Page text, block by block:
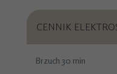
CENNIK
Brzuch 30 min